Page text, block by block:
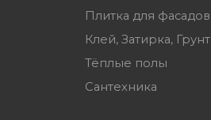
Плитка для фасадов
Клей, Затирка, Грунт
Тёплые полы
Сантехника